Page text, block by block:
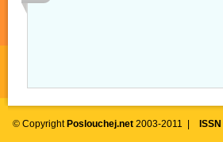
© Copyright Poslouchej.net 2003-2011 | ISSN